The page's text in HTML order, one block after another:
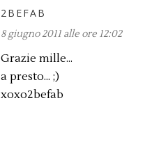
2BEFAB
8 giugno 2011 alle ore 12:02
Grazie mille...
a presto... ;)
xoxo2befab